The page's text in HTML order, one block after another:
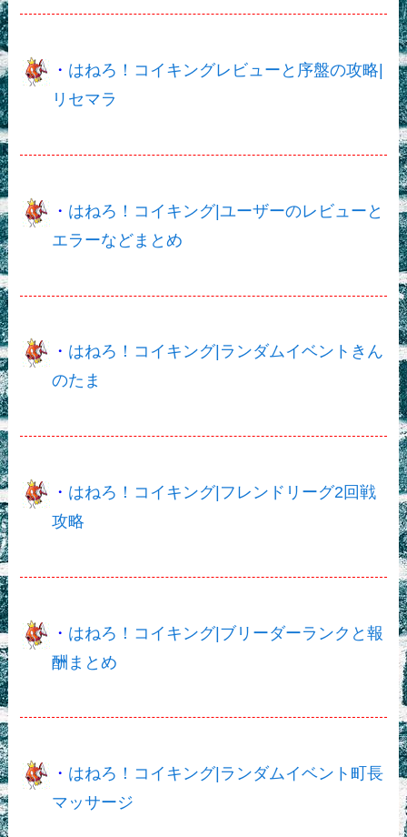
・ はねろ！コイキングレビューと序盤の攻略|
リセマラ
・ はねろ！コイキング|ユーザーのレビューと
エラーなどまとめ
・ はねろ！コイキング|ランダムイベントきん
のたま
・ はねろ！コイキング|フレンドリーグ2回戦
攻略
・ はねろ！コイキング|ブリーダーランクと報
酬まとめ
・ はねろ！コイキング|ランダムイベント町長
マッサージ